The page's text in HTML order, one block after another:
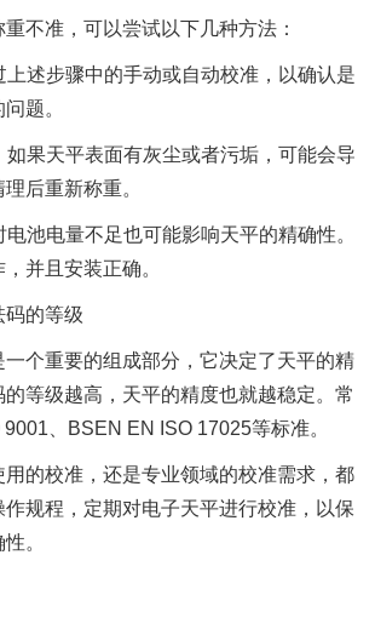
不准，可以尝试以下几种方法：
上述步骤中的手动或自动校准，以确认是
题。
如果天平表面有灰尘或者污垢，可能会导
后重新称重。
池电量不足也可能影响天平的精确性。
并且安装正确。
码的等级
一个重要的组成部分，它决定了天平的精
的等级越高，天平的精度也就越稳定。常
、BSEN EN ISO 17025等标准。
的校准，还是专业领域的校准需求，都
规程，定期对电子天平进行校准，以保
。